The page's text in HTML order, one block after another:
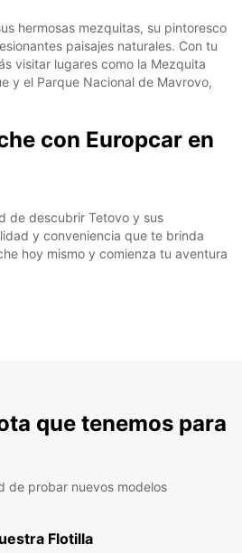
hermosas mezquitas, su pintoresco
paisajes naturales. Con tu
visitar lugares como la Mezquita
y el Parque Nacional de Mavrovo,
con Europcar en
de descubrir Tetovo y sus
y conveniencia que te brinda
hoy mismo y comienza tu aventura
que tenemos para
de probar nuevos modelos
Flotilla